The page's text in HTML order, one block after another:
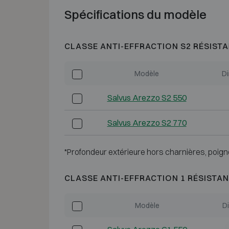
Spécifications du modèle
CLASSE ANTI-EFFRACTION S2
Modèle
Salvus Arezzo S2 550
Salvus Arezzo S2 770
*Profondeur extérieure hors charnières,
CLASSE ANTI-EFFRACTION 1
Modèle